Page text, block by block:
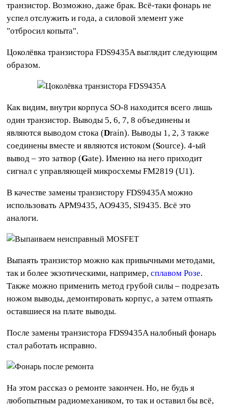
транзистор. Возможно, даже брак. Всё-таки фонарь не
успел отслужить и года, а силовой элемент уже
"отбросил копыта".
Цоколёвка транзистора FDS9435A выглядит следующим
образом.
Как видим, внутри корпуса SO-8 находится всего лишь
один транзистор. Выводы 5, 6, 7, 8 объединены и
являются выводом стока (Drain). Выводы 1, 2, 3 также
соединены вместе и являются истоком (Source). 4-ый
вывод – это затвор (Gate). Именно на него приходит
сигнал с управляющей микросхемы FM2819 (U1).
В качестве замены транзистору FDS9435A можно
использовать APM9435, AO9435, SI9435. Всё это
аналоги.
Выпаять транзистор можно как привычными методами,
так и более экзотическими, например,сплавом Розе.
Также можно применить метод грубой силы – подрезать
ножом выводы, демонтировать корпус, а затем отпаять
оставшиеся на плате выводы.
После замены транзистора FDS9435A налобный фонарь
стал работать исправно.
На этом рассказ о ремонте закончен. Но, не будь я
любопытным радиомехаником, то так и оставил бы всё,